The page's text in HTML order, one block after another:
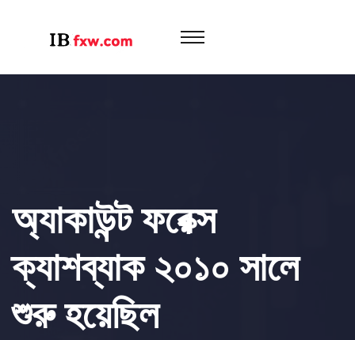
অ্যাকাউন্ট ফরেক্স
ক্যাশব্যাক ২০১০ সালে
শুরু হয়েছিল